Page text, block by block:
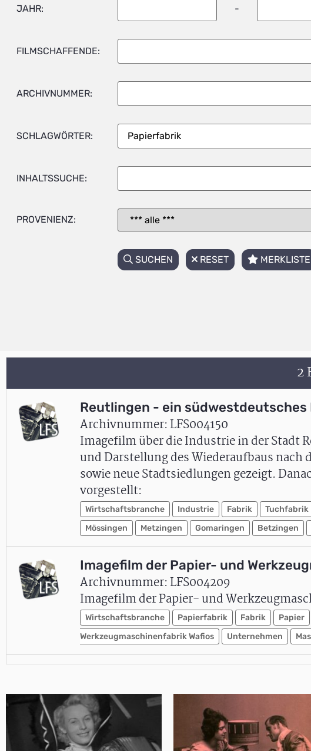
JAHR: -
FILMSCHAFFENDE:
ARCHIVNUMMER:
SCHLAGWÖRTER:
INHALTSSUCHE:
PROVENIENZ:
SUCHEN RESET MERKLISTE
2
Reutlingen - ein
Archivnummer: LFS004150
Imagefilm über die Industrie in der Stadt
und Darstellung des Wiederaufbaus nach
sowie neue Stadtsiedlungen gezeigt.
vorgestellt:
Wirtschaftsbranche Industrie Fabrik Tuchfabrik
Mössingen
Metzingen Gomaringen Betzingen
Imagefilm der Papier- und
Archivnummer: LFS004209
Imagefilm der Papier- und
Wirtschaftsbranche Papierfabrik Fabrik Papier
Werkzeugmaschinenfabrik Wafios
Unternehmen